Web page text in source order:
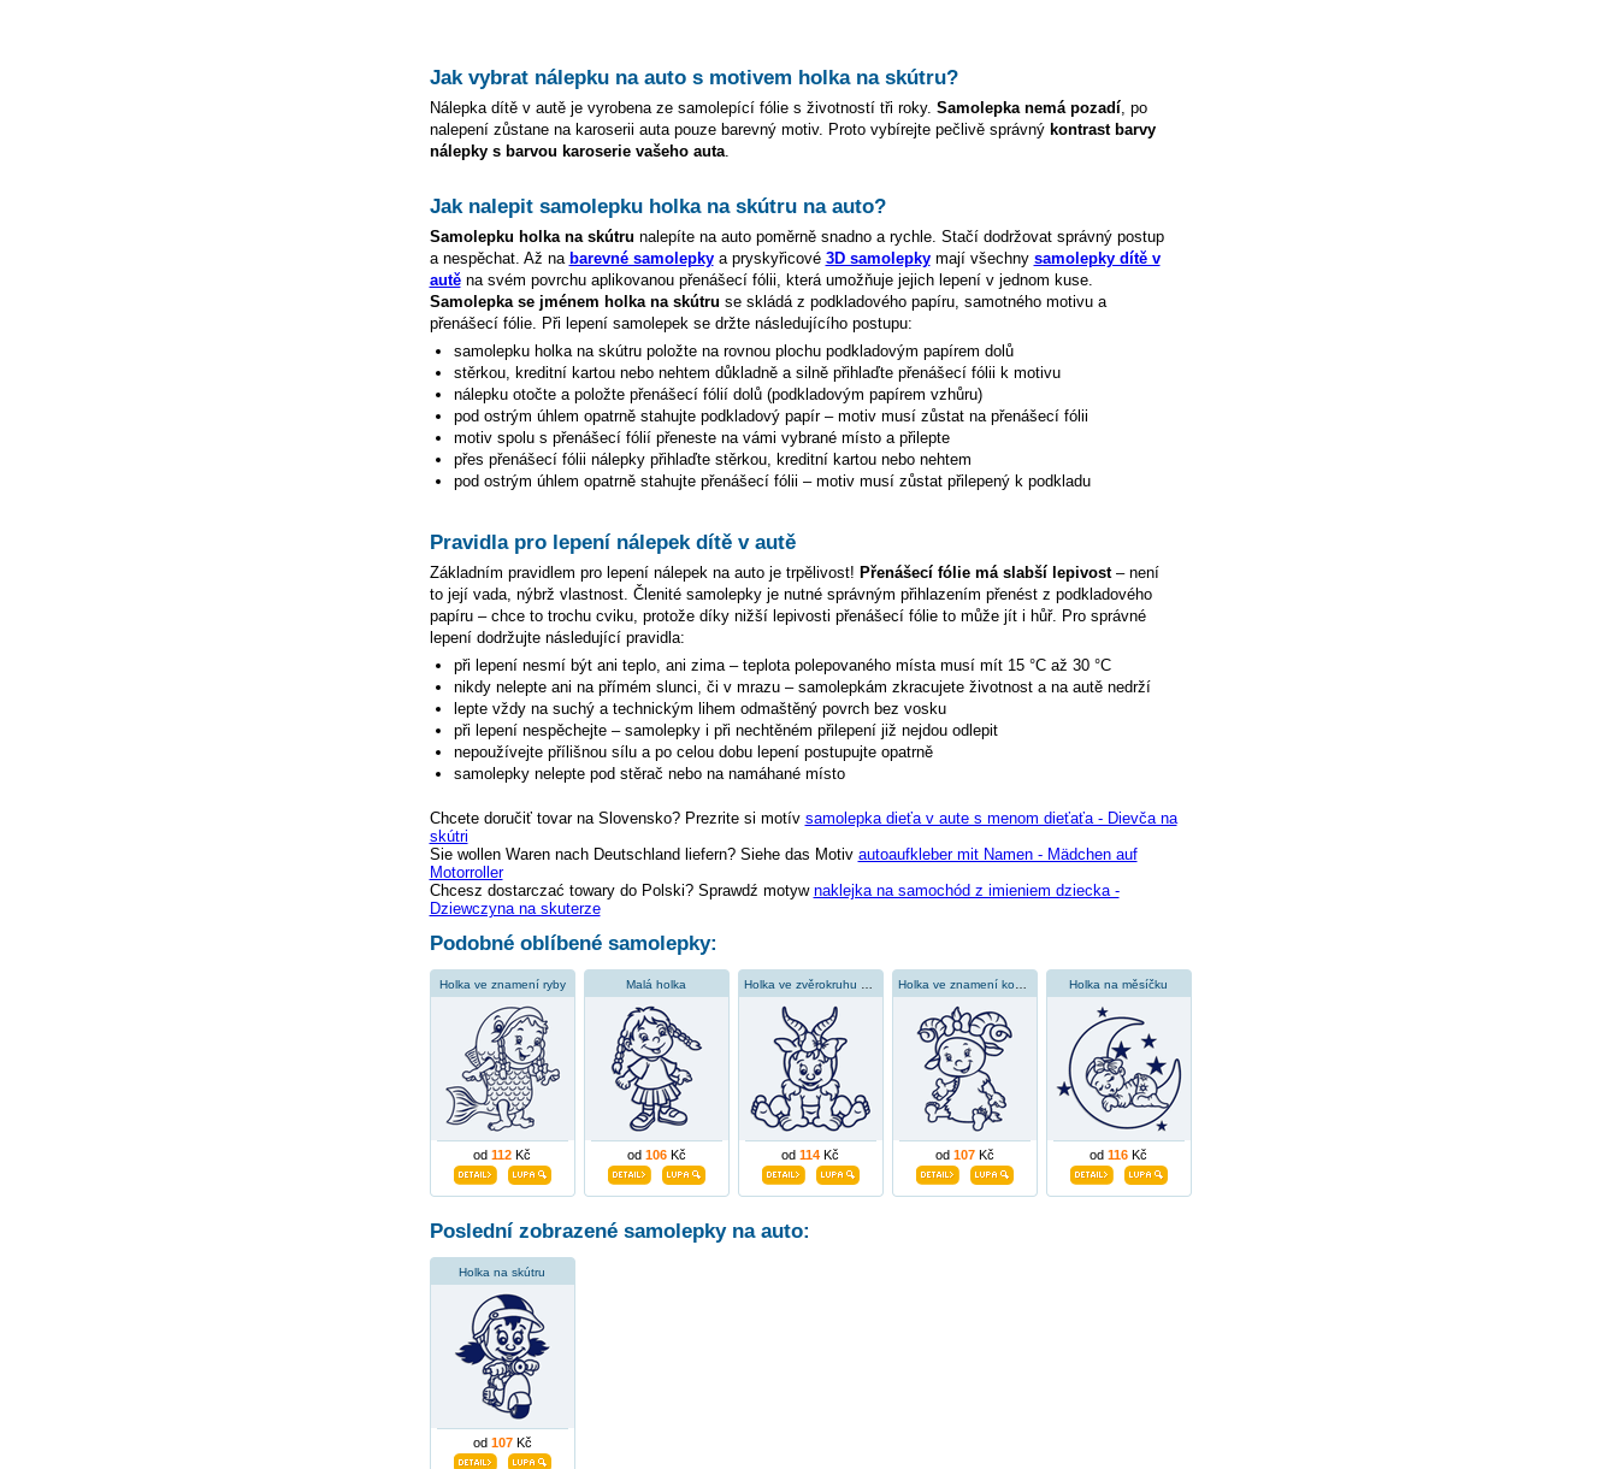
Jak vybrat nálepku na auto s motivem holka na skútru?
Nálepka dítě v autě je vyrobena ze samolepící fólie s životností tři roky. Samolepka nemá pozadí, po
nalepení zůstane na karoserii auta pouze barevný motiv. Proto vybírejte pečlivě správný kontrast barvy
nálepky s barvou karoserie vašeho auta.
Jak nalepit samolepku holka na skútruna auto?
Samolepku holka na skútru nalepíte na auto poměrně snadno a rychle. Stačí dodržovat správný postup
a nespěchat. Až na barevné samolepkya pryskyřicové 3D samolepkymají všechny samolepky dítě v
autěna svém povrchu aplikovanou přenášecí fólii, která umožňuje jejich lepení v jednom kuse.
Samolepka se jménem holka na skútru se skládá z podkladového papíru, samotného motivu a
přenášecí fólie. Při lepení samolepek se držte následujícího postupu:
samolepku holka na skútrupoložte na rovnou plochu podkladovým papírem dolů
stěrkou, kreditní kartou nebo nehtem důkladně a silně přihlaďte přenášecí fólii k motivu
nálepku otočte a položte přenášecí fólií dolů (podkladovým papírem vzhůru)
pod ostrým úhlem opatrně stahujte podkladový papír – motiv musí zůstat na přenášecí fólii
motiv spolu s přenášecí fólií přeneste na vámi vybrané místo a přilepte
přes přenášecí fólii nálepky přihlaďte stěrkou, kreditní kartou nebo nehtem
pod ostrým úhlem opatrně stahujte přenášecí fólii – motiv musí zůstat přilepený k podkladu
Pravidla pro lepení nálepek dítě v autě
Základním pravidlem pro lepení nálepek na auto je trpělivost! Přenášecí fólie má slabší lepivost– není
to její vada, nýbrž vlastnost. Členité samolepky je nutné správným přihlazením přenést z podkladového
papíru – chce to trochu cviku, protože díky nižší lepivosti přenášecí fólie to může jít i hůř. Pro správné
lepení dodržujte následující pravidla:
při lepení nesmí být ani teplo, ani zima – teplota polepovaného místa musí mít 15 °C až 30 °C
nikdy nelepte ani na přímém slunci, či v mrazu – samolepkám zkracujete životnost a na autě nedrží
lepte vždy na suchý a technickým lihem odmaštěný povrch bez vosku
při lepení nespěchejte – samolepky i při nechtěném přilepení již nejdou odlepit
nepoužívejte přílišnou sílu a po celou dobu lepení postupujte opatrně
samolepky nelepte pod stěrač nebo na namáhané místo
Chcete doručiť tovar na Slovensko? Prezrite si motív samolepka dieťa v aute s menom dieťaťa - Dievča na
skútri
Sie wollen Waren nach Deutschland liefern? Siehe das Motiv autoaufkleber mit Namen - Mädchen auf
Motorroller
Chcesz dostarczać towary do Polski? Sprawdź motyw naklejka na samochód z imieniem dziecka -
Dziewczyna na skuterze
Podobné oblíbené samolepky:
Holka ve znamení ryby
od 112 Kč
Malá holka
od 106Kč
Holka ve zvěrokruhu kozoroha
od 114 Kč
Holka ve znamení kozoroha
od 107Kč
Holka na měsíčku
od 116 Kč
Poslední zobrazené samolepky na auto:
Holka na skútru
od 107Kč